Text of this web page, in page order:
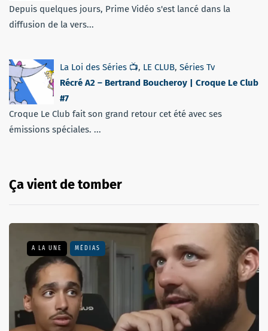
Depuis quelques jours, Prime Vidéo s'est lancé dans la
diffusion de la vers...
La Loi des Séries 📺, LE CLUB, Séries Tv
Récré A2 – Bertrand Boucheroy | Croque Le Club
#7
Croque Le Club fait son grand retour cet été avec ses
émissions spéciales. ...
Ça vient de tomber
A LA UNE MÉDIAS